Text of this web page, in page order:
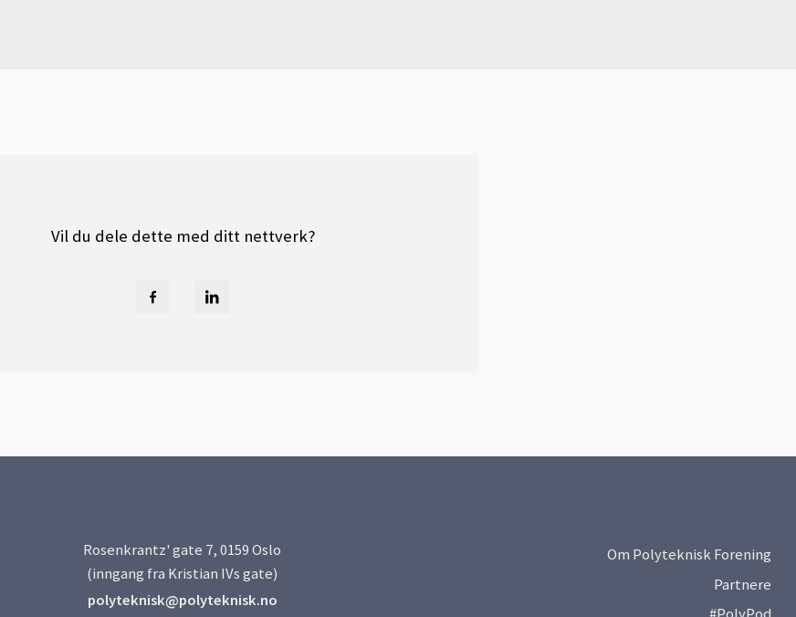
Vil du dele dette med ditt nettverk?
Rosenkrantz' gate 7, 0159 Oslo
(inngang fra Kristian IVs gate)
polyteknisk@polyteknisk.no
Om Polyteknisk Forening
Partnere